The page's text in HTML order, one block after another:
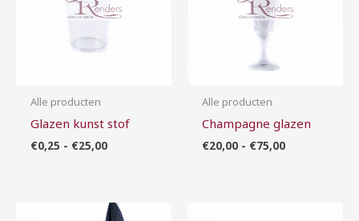
Alle producten
Glazen kunst stof
€0,25 - €25,00
Alle producten
Champagne glazen
€20,00 - €75,00
Prijsklasse: